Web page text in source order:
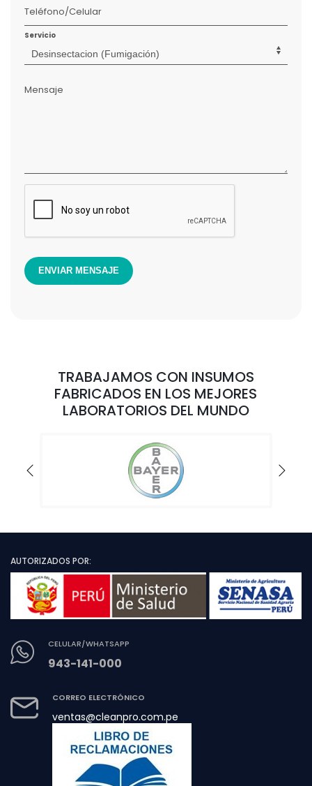
Teléfono/Celular
Servicio
Mensaje
ENVIAR MENSAJE
TRABAJAMOS CON INSUMOS
FABRICADOS EN LOS MEJORES
LABORATORIOS DEL MUNDO
AUTORIZADOS POR:
CELULAR/WHATSAPP
943-141-000
CORREO ELECTRÓNICO
ventas@cleanpro.com.pe